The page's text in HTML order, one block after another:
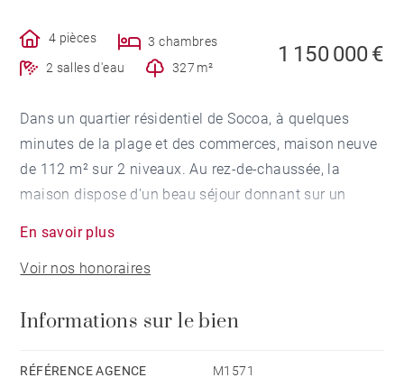
4 pièces
3 chambres
2 salles d'eau
327 m²
1 150 000 €
Dans un quartier résidentiel de Socoa, à quelques
minutes de la plage et des commerces, maison neuve
de 112 m² sur 2 niveaux. Au rez-de-chaussée, la
maison dispose d'un beau séjour donnant sur un
de deux chambres avec salle de douche partagée. À
l'étage, un séjour avec coin cuisine donnant sur une
un local technique avec cumulus.
En savoir plus
Voir nos honoraires
Informations sur le bien
RÉFÉRENCE AGENCE M1571